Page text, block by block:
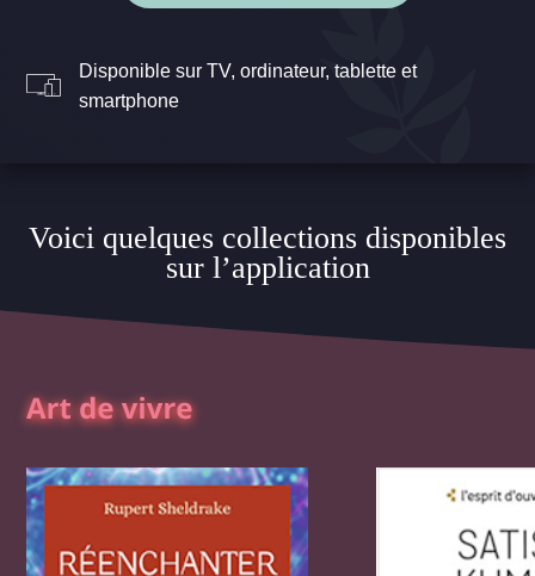
Disponible sur TV, ordinateur, tablette et
smartphone
Voici quelques collections disponibles
sur l’application